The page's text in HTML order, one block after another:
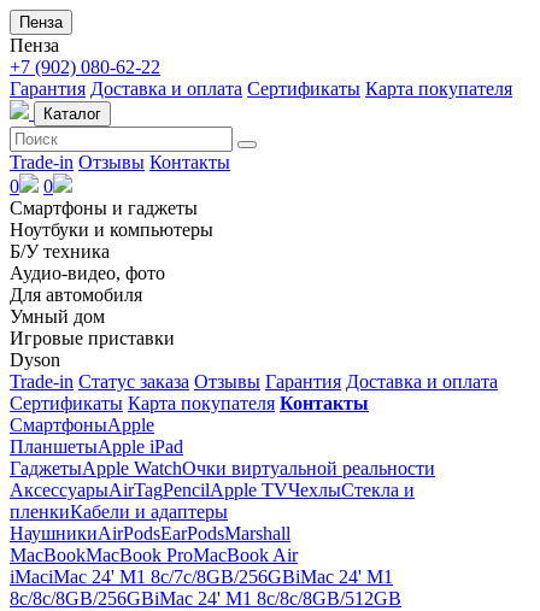
Пенза
Пенза
+7 (902) 080-62-22
Гарантия Доставка и оплата Сертификаты Карта покупателя
Каталог
Trade-in Отзывы Контакты
0
0
Смартфоны и гаджеты
Ноутбуки и компьютеры
Б/У техника
Аудио-видео, фото
Для автомобиля
Умный дом
Игровые приставки
Dyson
Trade-in Статус заказа Отзывы Гарантия Доставка и оплата
Сертификаты Карта покупателя Контакты
СмартфоныApple
ПланшетыApple iPad
ГаджетыApple WatchОчки виртуальной реальности
АксессуарыAirTagPencilApple TVЧехлыСтекла и
пленкиКабели и адаптеры
НаушникиAirPodsEarPodsMarshall
MacBookMacBook ProMacBook Air
iMaciMac 24' M1 8c/7c/8GB/256GBiMac 24' M1
8c/8c/8GB/256GBiMac 24' M1 8c/8c/8GB/512GB